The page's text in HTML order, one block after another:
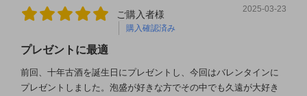
ご購入者様
購入確認済み
2025-03-23
プレゼントに最適
前回、十年古酒を誕生日にプレゼントし、今回はバレンタインに
プレゼントしました。泡盛が好きな方でその中でも久遠が大好き